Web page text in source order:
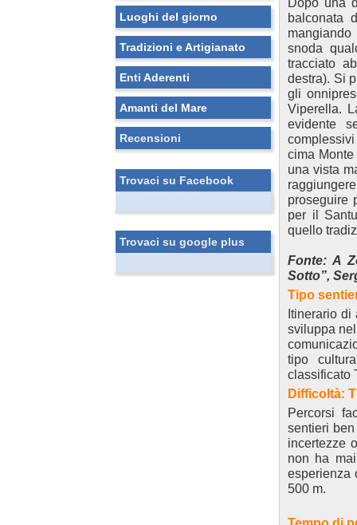
Luoghi del giorno
Tradizioni e Artigianato
Enti Aderenti
Amanti del Mare
Recensioni
Trovaci su Facebook
Trovaci su google plus
balconata
snoda
tracciato
destra). Si
gli
Viperella.
evidente
cima
una vista
proseguire
per il
quello
Fonte: A
Sotto”,
Tipo
Itinerario di
sviluppa
tipo
classificato
Difficoltà:
Percorsi
sentieri
incertezze
non ha
esperienza
500 m.